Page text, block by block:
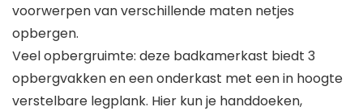
voorwerpen van verschillende maten netjes
opbergen.
Veel opbergruimte: deze badkamerkast biedt 3
opbergvakken en een onderkast met een in hoogte
verstelbare legplank. Hier kun je handdoeken,